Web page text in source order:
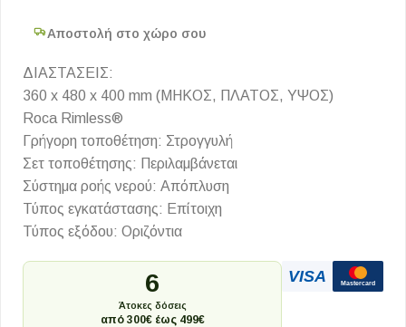
Αποστολή στο χώρο σου
ΔΙΑΣΤΑΣΕΙΣ:
360 x 480 x 400 mm (ΜΗΚΟΣ, ΠΛΑΤΟΣ, ΥΨΟΣ)
Roca Rimless®
Γρήγορη τοποθέτηση: Στρογγυλή
Σετ τοποθέτησης: Περιλαμβάνεται
Σύστημα ροής νερού: Απόπλυση
Τύπος εγκατάστασης: Επίτοιχη
Τύπος εξόδου: Οριζόντια
6
Άτοκες δόσεις
από 300€ έως 499€
VISA Mastercard